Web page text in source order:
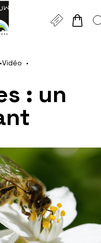
page
Vidéo
: un
cookies